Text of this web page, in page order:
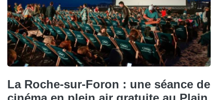
La Roche-sur-Foron : une séance de